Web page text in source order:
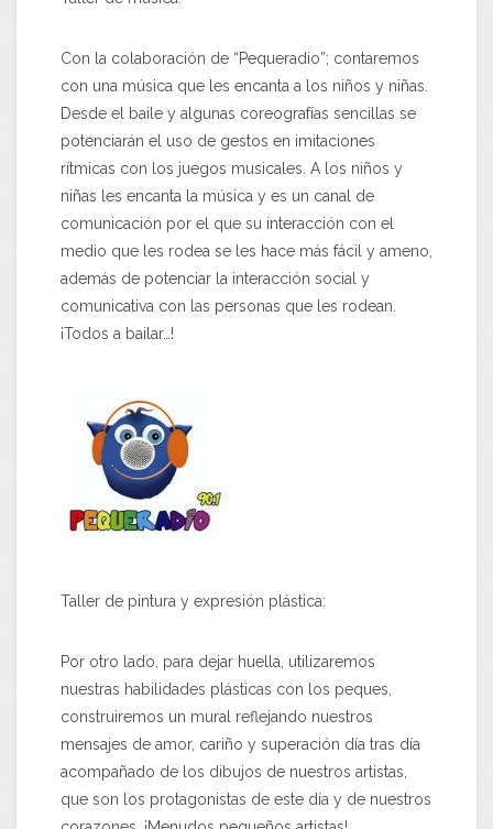
Con la colaboración de “Pequeradio”; contaremos
con una música que les encanta a los niños y niñas.
Desde el baile y algunas coreografías sencillas se
potenciarán el uso de gestos en imitaciones
rítmicas con los juegos musicales. A los niños y
niñas les encanta la música y es un canal de
comunicación por el que su interacción con el
medio que les rodea se les hace más fácil y ameno,
además de potenciar la interacción social y
comunicativa con las personas que les rodean.
¡Todos a bailar…!
Taller de pintura y expresión plástica:
Por otro lado, para dejar huella, utilizaremos
nuestras habilidades plásticas con los peques,
construiremos un mural reflejando nuestros
mensajes de amor, cariño y superación día tras día
acompañado de los dibujos de nuestros artistas,
que son los protagonistas de este día y de nuestros